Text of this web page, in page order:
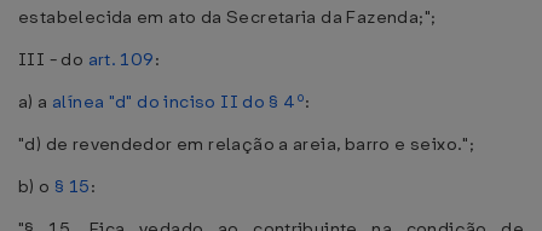
estabelecida em ato da Secretaria da Fazenda;";
III - do art. 109:
a) a alínea "d" do inciso II do § 4º:
"d) de revendedor em relação a areia, barro e seixo.";
b) o § 15: